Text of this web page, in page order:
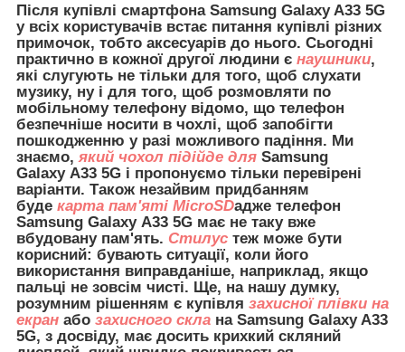
Після купівлі смартфона Samsung Galaxy A33 5G
у всіх користувачів встає питання купівлі різних
примочок, тобто аксесуарів до нього. Сьогодні
практично в кожної другої людини є наушники,
які слугують не тільки для того, щоб слухати
музику, ну і для того, щоб розмовляти по
мобільному телефону відомо, що телефон
безпечніше носити в чохлі, щоб запобігти
пошкодженню у разі можливого падіння. Ми
знаємо, який чохол підійде для Samsung
Galaxy A33 5G і пропонуємо тільки перевірені
варіанти. Також незайвим придбанням
буде карта пам'яті MicroSDадже телефон
Samsung Galaxy A33 5G має не таку вже
вбудовану пам'ять. Стилус теж може бути
корисний: бувають ситуації, коли його
використання виправданіше, наприклад, якщо
пальці не зовсім чисті. Ще, на нашу думку,
розумним рішенням є купівля захисної плівки на
екран або захисного скла на Samsung Galaxy A33
5G, з досвіду, має досить крихкий скляний